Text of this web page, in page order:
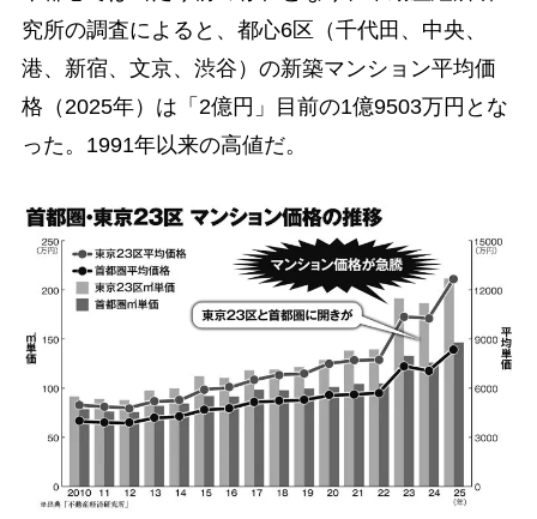
究所の調査によると、都心6区（千代田、中央、
港、新宿、文京、渋谷）の新築マンション平均価
格（2025年）は「2億円」目前の1億9503万円とな
った。1991年以来の高値だ。